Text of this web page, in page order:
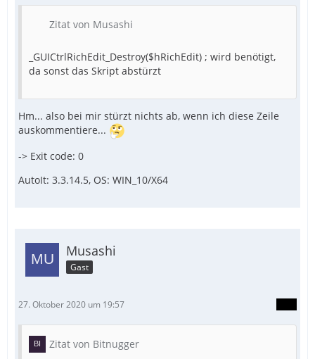
Zitat von Musashi
_GUICtrlRichEdit_Destroy($hRichEdit) ; wird benötigt,
da sonst das Skript abstürzt
Hm... also bei mir stürzt nichts ab, wenn ich diese Zeile
auskommentiere...
-> Exit code: 0
AutoIt: 3.3.14.5, OS: WIN_10/X64
Musashi
Gast
27. Oktober 2020 um 19:57
Zitat von Bitnugger